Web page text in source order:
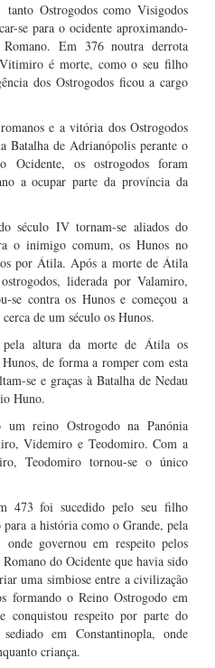
Ostrogodos como Visigodos
se para o ocidente aproximando-
Em 376 noutra derrota
é morte, como o seu filho
dos Ostrogodos ficou a cargo
e a vitória dos Ostrogodos
Batalha de Adrianópolis perante o
Ocidente, os ostrogodos foram
a ocupar parte da província da
século IV tornam-se aliados do
o inimigo comum, os Hunos no
por Átila. Após a morte de Átila
liderada por Valamiro,
se contra os Hunos e começou a
de um século os Hunos.
pela altura da morte de Átila os
de forma a romper com esta
se e graças à Batalha de Nedau
Huno.
reino Ostrogodo na Panónia
Videmiro e Teodomiro. Com a
Teodomiro tornou-se o único
473 foi sucedido pelo seu filho
a história como o Grande, pela
governou em respeito pelos
do Ocidente que havia sido
uma simbiose entre a civilização
formando o Reino Ostrogodo em
conquistou respeito por parte do
em Constantinopla, onde
criança.